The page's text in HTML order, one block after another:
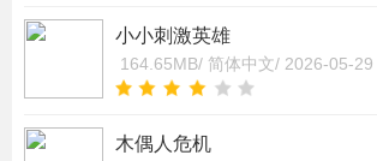
小小刺激英雄
164.65MB/ 简体中文/ 2026-05-29
木偶人危机